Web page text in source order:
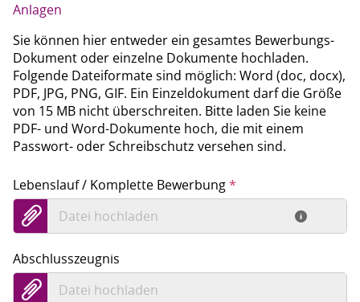
Anlagen
Sie können hier entweder ein gesamtes Bewerbungs-
Dokument oder einzelne Dokumente hochladen.
Folgende Dateiformate sind möglich: Word (doc, docx),
PDF, JPG, PNG, GIF. Ein Einzeldokument darf die Größe
von 15 MB nicht überschreiten. Bitte laden Sie keine
PDF- und Word-Dokumente hoch, die mit einem
Passwort- oder Schreibschutz versehen sind.
Lebenslauf / Komplette Bewerbung*
Datei hochladen
Abschlusszeugnis
Datei hochladen